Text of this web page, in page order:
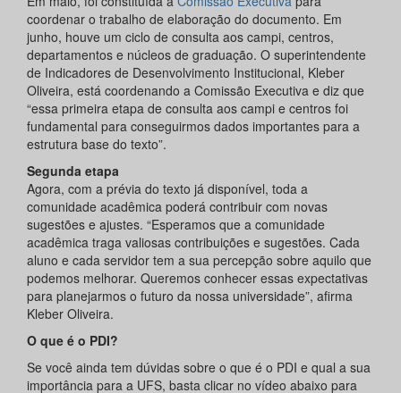
coordenar o trabalho de elaboração do documento. Em
junho, houve um ciclo de consulta aos campi, centros,
departamentos e núcleos de graduação. O superintendente
de Indicadores de Desenvolvimento Institucional, Kleber
Oliveira, está coordenando a Comissão Executiva e diz que
“essa primeira etapa de consulta aos campi e centros foi
fundamental para conseguirmos dados importantes para a
estrutura base do texto”.
Segunda etapa
Agora, com a prévia do texto já disponível, toda a
comunidade acadêmica poderá contribuir com novas
sugestões e ajustes. “Esperamos que a comunidade
acadêmica traga valiosas contribuições e sugestões. Cada
aluno e cada servidor tem a sua percepção sobre aquilo que
podemos melhorar. Queremos conhecer essas expectativas
para planejarmos o futuro da nossa universidade”, afirma
Kleber Oliveira.
O que é o PDI?
Se você ainda tem dúvidas sobre o que é o PDI e qual a sua
importância para a UFS, basta clicar no vídeo abaixo para